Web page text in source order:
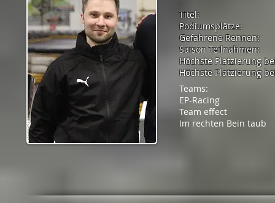
Titel:
Podiumsplätze:
Gefahrene Rennen:
Saison Teilnahmen:
Höchste Platzierung
Höchste Platzierung
Teams:
EP-Racing
Team effect
Im rechten Bein taub